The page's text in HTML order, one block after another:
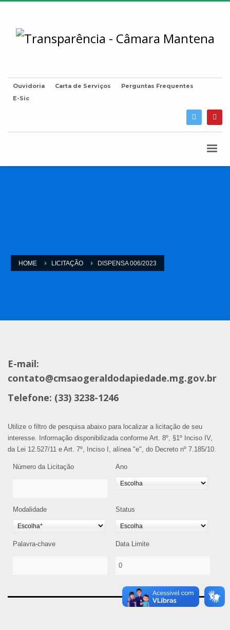
Ouvidoria Carta de Serviços
Perguntas Frequentes
E-Sic
HOME LICITAÇÃO DISPENSA 006/2023
E-mail:
contato@cmsaogeraldodapiedade.mg.gov.br
Telefone: (33) 3238-1246
Utilize o filtro de pesquisa abaixo para localizar a licitação de seu
interesse. Informação disponibilizada conforme Art. 8º, §1º Inciso IV,
da Lei 12.527/11 e Art. 7º, Inciso I, alínea "e", do Decreto nº 7.185/10.
Número da Licitação Ano
Modalidade Status
Palavra-chave Data Limite